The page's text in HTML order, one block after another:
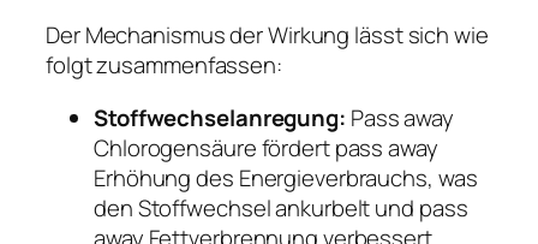
Der Mechanismus der Wirkung lässt sich wie
folgt zusammenfassen:
Stoffwechselanregung: Pass away
Chlorogensäure fördert pass away
Erhöhung des Energieverbrauchs, was
den Stoffwechsel ankurbelt und pass